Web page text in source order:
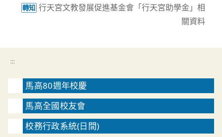
轉知 行天宮文教發展促進基金會「行天宮助學金」相
關資料
:::
馬高80週年校慶
馬高全國校友會
校務行政系統(日間)